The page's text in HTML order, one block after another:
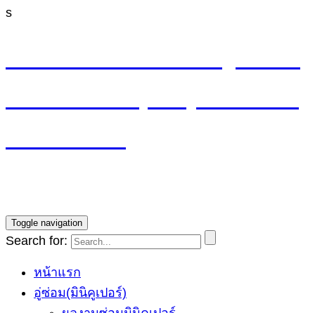
s
Toggle navigation
Search for:
หน้าแรก
อู่ซ่อม(มินิคูเปอร์)